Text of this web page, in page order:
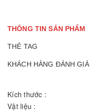
THÔNG TIN SẢN PHẨM
THẺ TAG
KHÁCH HÀNG ĐÁNH GIÁ
Kích thước :
Vật liệu :